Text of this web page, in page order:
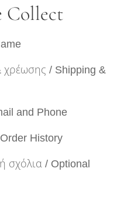
Collect
χρέωσης / Shipping &
and Phone
History
σχόλια / Optional